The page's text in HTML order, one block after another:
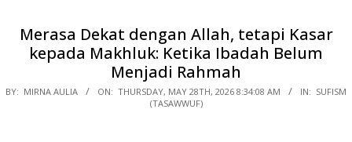
MenuMerasa Dekat dengan Allah, tetapi Kasar
kepada Makhluk: Ketika Ibadah Belum
Menjadi Rahmah
BY: MIRNA AULIA ON: THURSDAY, MAY 28TH, 2026 8:34:08 AM IN: SUFISM
(TASAWWUF)